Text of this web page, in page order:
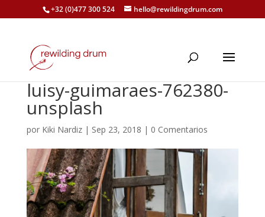
+32 (0)477 300 524 hello@rewildingdrum.com
luisy-guimaraes-762380-
unsplash
por Kiki Nardiz| Sep 23, 2018 | 0 Comentarios